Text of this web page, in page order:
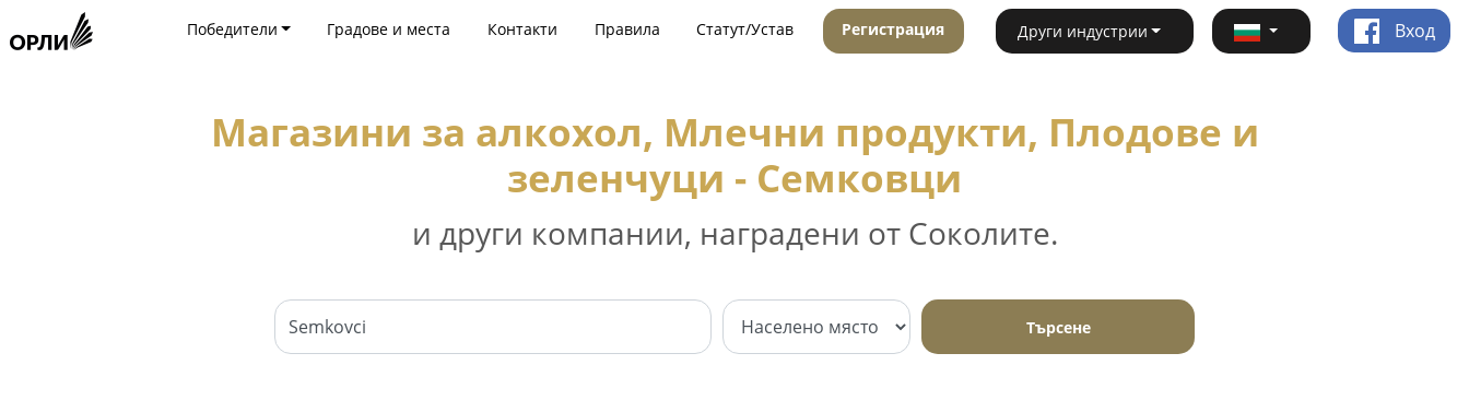
Победители Градове и места Контакти Правила Статут/Устав Регистрация Други индустрии Вход
Магазини за алкохол, Млечни продукти, Плодове и
зеленчуци - Семковци
и други компании, наградени от Соколите.
Търсене